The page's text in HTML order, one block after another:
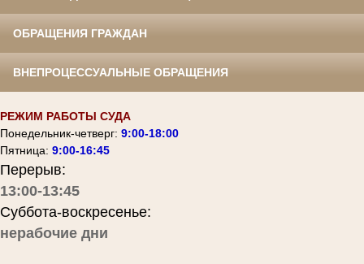
ОБРАЩЕНИЯ ГРАЖДАН
ВНЕПРОЦЕССУАЛЬНЫЕ ОБРАЩЕНИЯ
РЕЖИМ РАБОТЫ СУДА
Понедельник-четверг: 9:00-18:00
Пятница: 9:00-16:45
Перерыв:
13:00-13:45
Суббота-воскресенье:
нерабочие дни